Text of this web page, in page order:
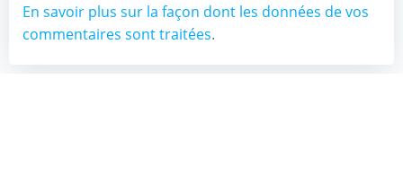
En savoir plus sur la façon dont les données de vos
commentaires sont traitées.